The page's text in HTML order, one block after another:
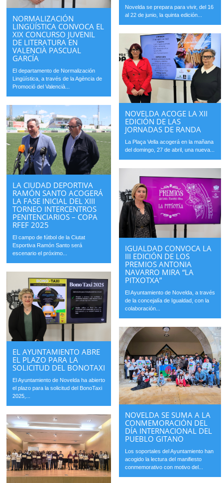
Novelda se prepara para vivir, del 16
al 22 de junio, la quinta edición...
NORMALIZACIÓN
LINGÜÍSTICA CONVOCA EL
XIX CONCURSO JUVENIL
DE LITERATURA EN
VALENCIÀ PASCUAL
GARCÍA
El departamento de Normalización
Lingüística, a través de la Agència de
Promoció del Valencià...
NOVELDA ACOGE LA XII
EDICIÓN DE LAS
JORNADAS DE RANDA
La Plaça Vella acogerá en la mañana
del domingo, 27 de abril, una nueva...
LA CIUDAD DEPORTIVA
RAMÓN SANTO ACOGERÁ
LA FASE INICIAL DEL XIII
TORNEO INTERCENTROS
PENITENCIARIOS – COPA
RFEF 2025
El campo de fútbol de la Ciutat
Esportiva Ramón Santo será
escenario el próximo...
IGUALDAD CONVOCA LA
III EDICIÓN DE LOS
PREMIOS ANTONIA
NAVARRO MIRA “LA
PITXOTXA”
El Ayuntamiento de Novelda, a través
de la concejalía de Igualdad, con la
colaboración...
EL AYUNTAMIENTO ABRE
EL PLAZO PARA LA
SOLICITUD DEL BONOTAXI
El Ayuntamiento de Novelda ha abierto
el plazo para la solicitud del BonoTaxi
2025,...
NOVELDA SE SUMA A LA
CONMEMORACIÓN DEL
DÍA INTERNACIONAL DEL
PUEBLO GITANO
Los soportales del Ayuntamiento han
acogido la lectura del manifiesto
conmemorativo con motivo del...